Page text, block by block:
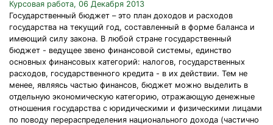
Курсовая работа, 06 Декабря 2013
Государственный бюджет – это план доходов и расходов
государства на текущий год, составленный в форме баланса и
имеющий силу закона. В любой стране государственный
бюджет - ведущее звено финансовой системы, единство
основных финансовых категорий: налогов, государственных
расходов, государственного кредита - в их действии. Тем не
менее, являясь частью финансов, бюджет можно выделить в
отдельную экономическую категорию, отражающую денежные
отношения государства с юридическими и физическими лицами
по поводу перераспределения национального дохода (частично